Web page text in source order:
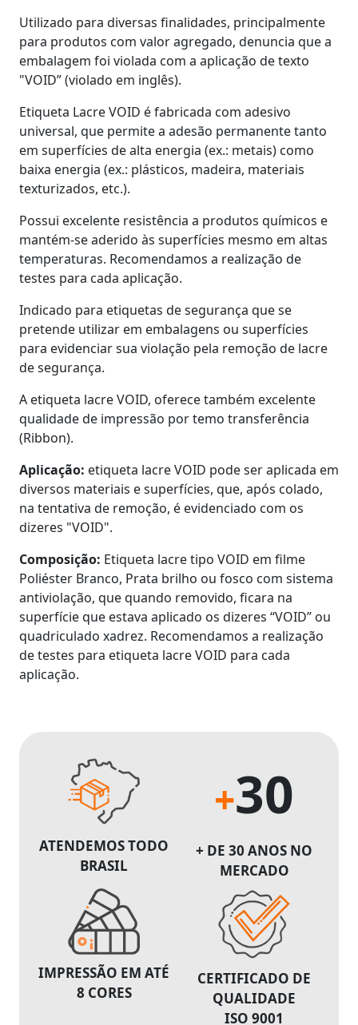
Utilizado para diversas finalidades, principalmente
para produtos com valor agregado, denuncia que a
embalagem foi violada com a aplicação de texto
"VOID” (violado em inglês).
Etiqueta Lacre VOID é fabricada com adesivo
universal, que permite a adesão permanente tanto
em superfícies de alta energia (ex.: metais) como
baixa energia (ex.: plásticos, madeira, materiais
texturizados, etc.).
Possui excelente resistência a produtos químicos e
mantém-se aderido às superfícies mesmo em altas
temperaturas. Recomendamos a realização de
testes para cada aplicação.
Indicado para etiquetas de segurança que se
pretende utilizar em embalagens ou superfícies
para evidenciar sua violação pela remoção de lacre
de segurança.
A etiqueta lacre VOID, oferece também excelente
qualidade de impressão por temo transferência
(Ribbon).
Aplicação: etiqueta lacre VOID pode ser aplicada em
diversos materiais e superfícies, que, após colado,
na tentativa de remoção, é evidenciado com os
dizeres "VOID".
Composição: Etiqueta lacre tipo VOID em filme
Poliéster Branco, Prata brilho ou fosco com sistema
antiviolação, que quando removido, ficara na
superfície que estava aplicado os dizeres “VOID” ou
quadriculado xadrez. Recomendamos a realização
de testes para etiqueta lacre VOID para cada
aplicação.
ATENDEMOS TODO
BRASIL
+30
+ DE 30 ANOS NO
MERCADO
IMPRESSÃO EM ATÉ
8 CORES
CERTIFICADO DE
QUALIDADE
ISO 9001